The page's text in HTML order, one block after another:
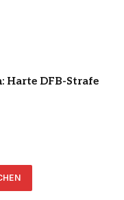
Harte DFB-Strafe